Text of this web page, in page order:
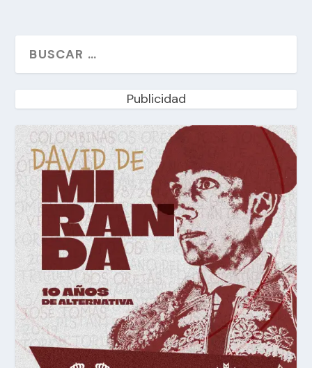
Publicidad